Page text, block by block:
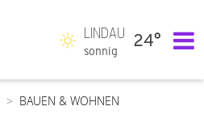
LINDAU
sonnig
24°
BAUEN & WOHNEN